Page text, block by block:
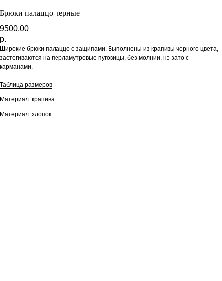
Брюки палаццо черные
9500,00
р.
Широкие брюки палаццо с защипами. Выполнены из крапивы черного цвета,
застегиваются на перламутровые пуговицы, без молнии, но зато с
карманами.
Таблица размеров
Материал: крапива
Материал: хлопок